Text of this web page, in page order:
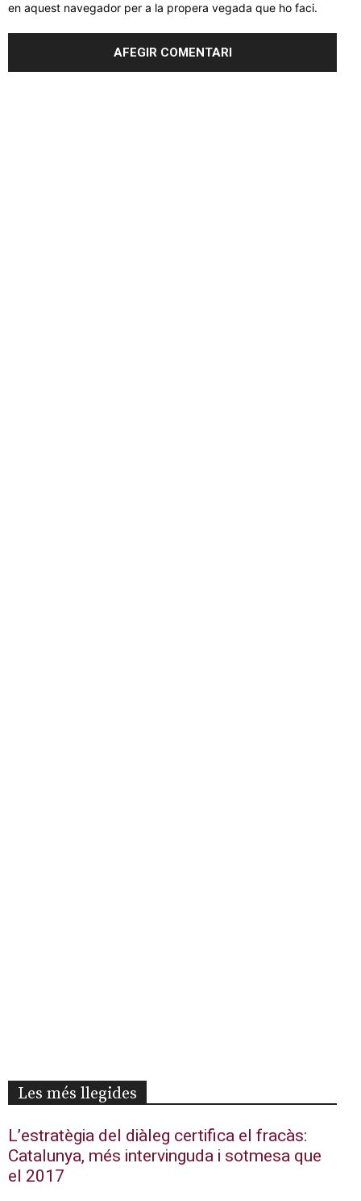
en aquest navegador per a la propera vegada que ho faci.
Les més llegides
L’estratègia del diàleg certifica el fracàs:
Catalunya, més intervinguda i sotmesa que
el 2017